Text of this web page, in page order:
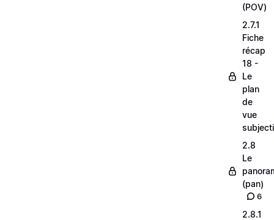
(POV)
2.7.1
Fiche
récap
18 -
Le
plan
de
vue
2.8
Le
(pan)
6
2.8.1